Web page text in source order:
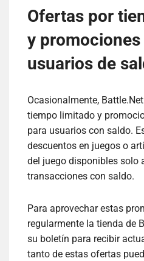
Ofertas por
y promociones
usuarios de
Ocasionalmente,
tiempo limitado y
para usuarios con saldo.
descuentos en juegos o
del juego disponibles solo
transacciones con saldo.
Para aprovechar estas
regularmente la tienda de
su boletín para recibir
tanto de estas ofertas